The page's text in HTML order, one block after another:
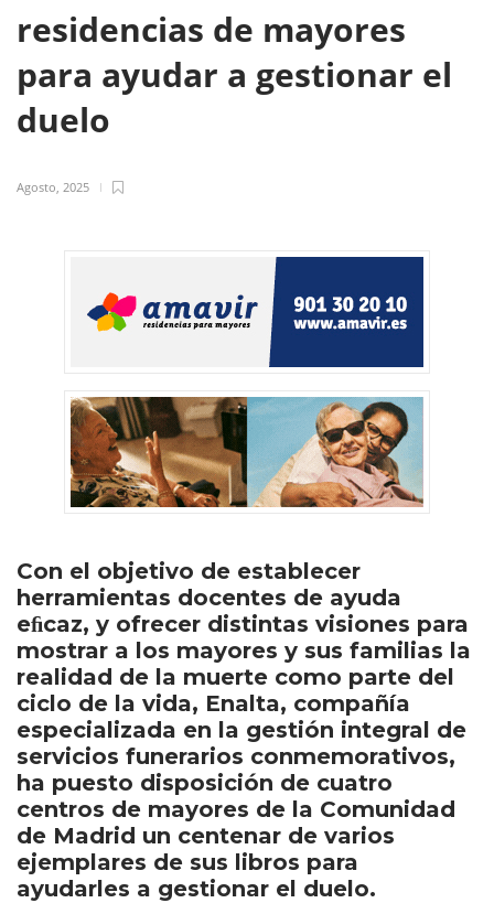
residencias de mayores
para ayudar a gestionar el
duelo
Agosto, 2025
Con el objetivo de establecer
herramientas docentes de ayuda
eﬁcaz, y ofrecer distintas visiones para
mostrar a los mayores y sus familias la
realidad de la muerte como parte del
ciclo de la vida, Enalta, compañía
especializada en la gestión integral de
servicios funerarios conmemorativos,
ha puesto disposición de cuatro
centros de mayores de la Comunidad
de Madrid un centenar de varios
ejemplares de sus libros para
ayudarles a gestionar el duelo.